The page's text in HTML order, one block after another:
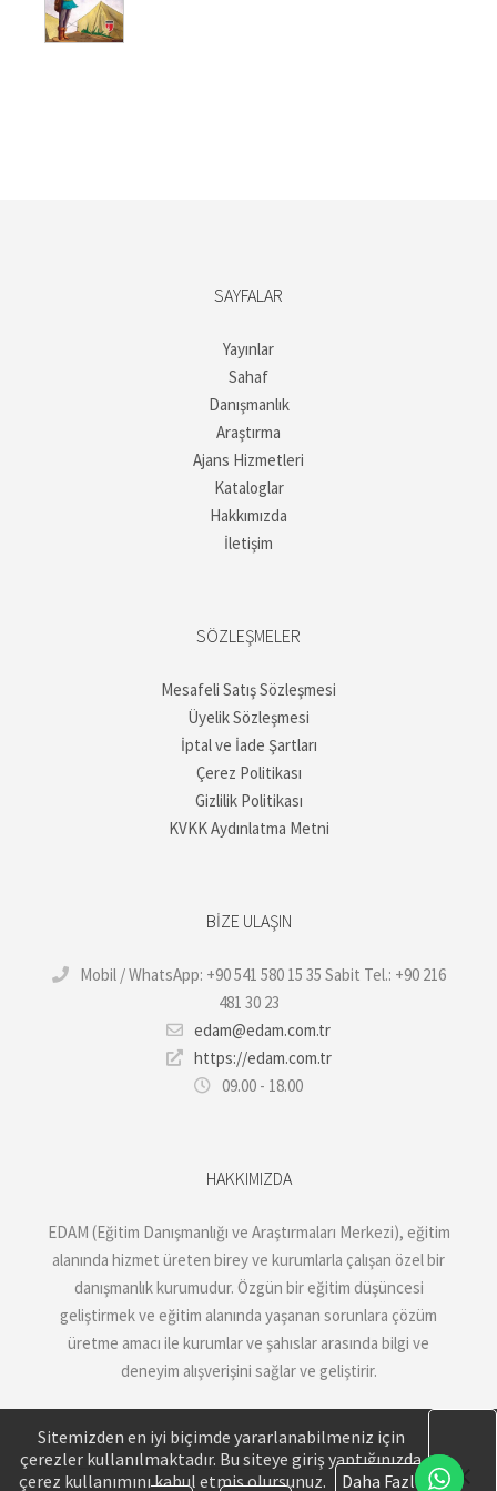
SAYFALAR
Yayınlar
Sahaf
Danışmanlık
Araştırma
Ajans Hizmetleri
Kataloglar
Hakkımızda
İletişim
SÖZLEŞMELER
Mesafeli Satış Sözleşmesi
Üyelik Sözleşmesi
İptal ve İade Şartları
Çerez Politikası
Gizlilik Politikası
KVKK Aydınlatma Metni
BIZE ULAŞIN
Mobil / WhatsApp: +90 541 580 15 35 Sabit Tel.: +90 216
481 30 23
edam@edam.com.tr
https://edam.com.tr
09.00 - 18.00
HAKKIMIZDA
EDAM (Eğitim Danışmanlığı ve Araştırmaları Merkezi), eğitim
alanında hizmet üreten birey ve kurumlarla çalışan özel bir
danışmanlık kurumudur. Özgün bir eğitim düşüncesi
geliştirmek ve eğitim alanında yaşanan sorunlara çözüm
üretme amacı ile kurumlar ve şahıslar arasında bilgi ve
deneyim alışverişini sağlar ve geliştirir.
Sitemizden en iyi biçimde yararlanabilmeniz için
çerezler kullanılmaktadır. Bu siteye giriş yaptığınızda
çerez kullanımını kabul etmiş olursunuz.
Daha Fazla